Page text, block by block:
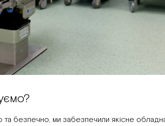
безпечно, ми забезпечили якісне